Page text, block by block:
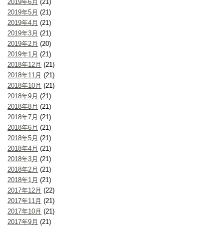
2019年6月 (21)
2019年5月 (21)
2019年4月 (21)
2019年3月 (21)
2019年2月 (20)
2019年1月 (21)
2018年12月 (21)
2018年11月 (21)
2018年10月 (21)
2018年9月 (21)
2018年8月 (21)
2018年7月 (21)
2018年6月 (21)
2018年5月 (21)
2018年4月 (21)
2018年3月 (21)
2018年2月 (21)
2018年1月 (21)
2017年12月 (22)
2017年11月 (21)
2017年10月 (21)
2017年9月 (21)